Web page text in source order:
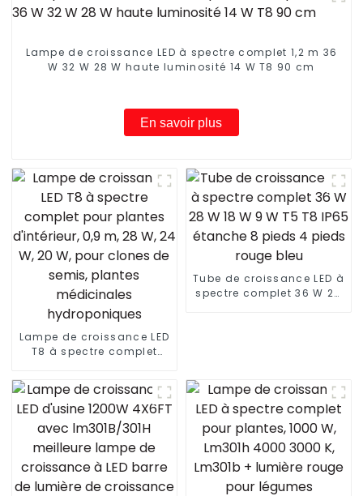
Lampe de croissance LED à spectre complet 1,2 m 36
W 32 W 28 W haute luminosité 14 W T8 90 cm
En savoir plus
Lampe de croissance LED
T8 à spectre complet
0,9 m, 28 W, 24 W, 20 W,
pour clones de semis,
plantes médicinales
hydroponiques
Tube de croissance LED à
spectre complet 36 W 28